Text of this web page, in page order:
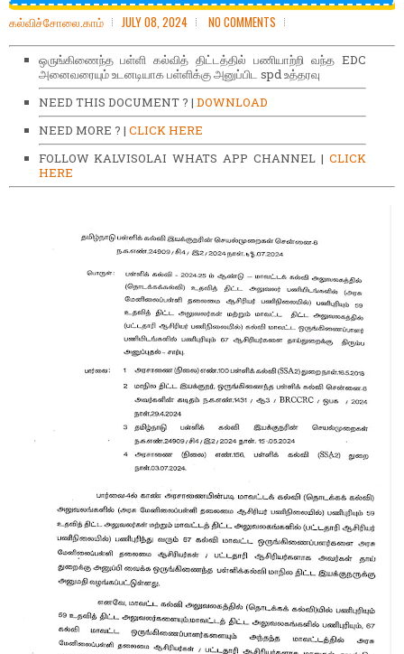
கல்விச்சோலை.காம் JULY 08, 2024 NO COMMENTS
ஒருங்கிணைந்த பள்ளி கல்வித் திட்டத்தில் பணியாற்றி வந்த EDC
அனைவரையும் உடனடியாக பள்ளிக்கு அனுப்பிட spd உத்தரவு
NEED THIS DOCUMENT ? | DOWNLOAD
NEED MORE ? | CLICK HERE
FOLLOW KALVISOLAI WHATS APP CHANNEL | CLICK
HERE